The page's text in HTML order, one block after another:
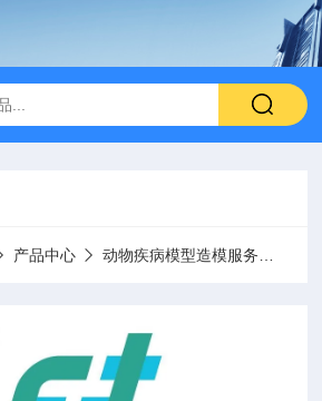
产品中心 动物疾病模型造模服务